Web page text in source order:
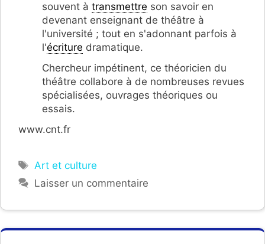
souvent à transmettre son savoir en
devenant enseignant de théâtre à
l'université ; tout en s'adonnant parfois à
l'écriture dramatique.
Chercheur impétinent, ce théoricien du
théâtre collabore à de nombreuses revues
spécialisées, ouvrages théoriques ou
essais.
www.cnt.fr
Étiquettes
Art et culture
Laisser un commentaire